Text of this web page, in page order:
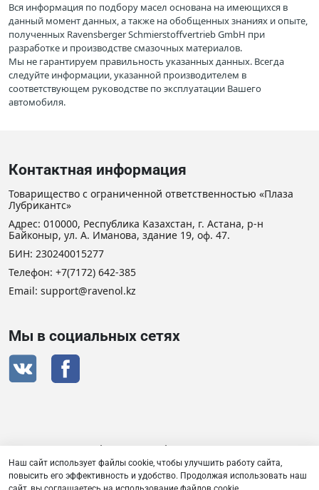
Вся информация по подбору масел основана на имеющихся в
данный момент данных, а также на обобщенных знаниях и опыте,
полученных Ravensberger Schmierstoffvertrieb GmbH при
разработке и производстве смазочных материалов.
Мы не гарантируем правильность указанных данных. Всегда
следуйте информации, указанной производителем в
соответствующем руководстве по эксплуатации Вашего
автомобиля.
Контактная информация
Товарищество с ограниченной ответственностью «Плаза
Лубрикантс»
Адрес: 010000, Республика Казахстан, г. Астана, р-н
Байконыр, ул. А. Иманова, здание 19, оф. 47.
БИН: 230240015277
Телефон: +7(7172) 642-385
Email: support@ravenol.kz
Мы в социальных сетях
Сертификат дистрибьютора RAVENOL
Наш сайт использует файлы cookie, чтобы улучшить работу сайта,
повысить его эффективность и удобство. Продолжая использовать наш